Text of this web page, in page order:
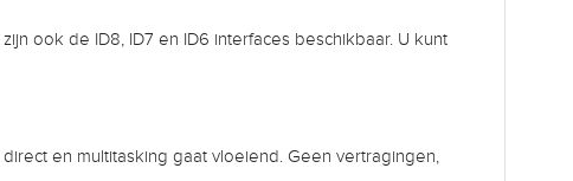
ook de ID8, ID7 en ID6 interfaces beschikbaar. U kunt
en multitasking gaat vloeiend. Geen vertragingen,